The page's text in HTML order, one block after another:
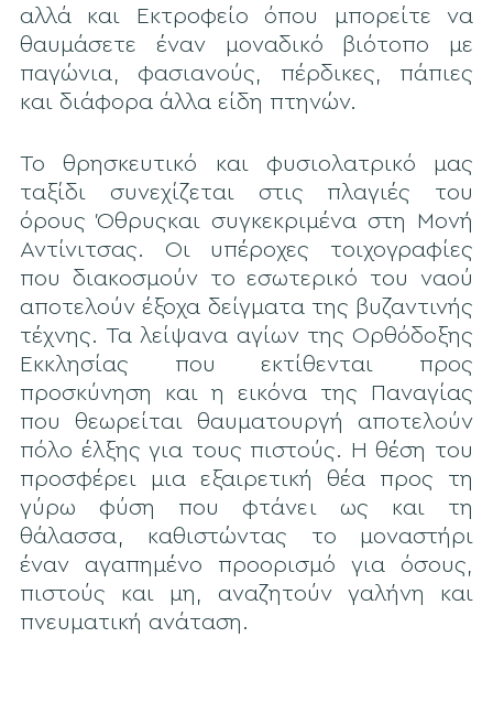
αλλά και Εκτροφείο όπου μπορείτε να
θαυμάσετε έναν μοναδικό βιότοπο με
παγώνια, φασιανούς, πέρδικες, πάπιες
και διάφορα άλλα είδη πτηνών.
Το θρησκευτικό και φυσιολατρικό μας
ταξίδι συνεχίζεται στις πλαγιές του
όρους Όθρυςκαι συγκεκριμένα στη Μονή
Αντίνιτσας. Οι υπέροχες τοιχογραφίες
που διακοσμούν το εσωτερικό του ναού
αποτελούν έξοχα δείγματα της βυζαντινής
τέχνης. Τα λείψανα αγίων της Ορθόδοξης
Εκκλησίας που εκτίθενται προς
προσκύνηση και η εικόνα της Παναγίας
που θεωρείται θαυματουργή αποτελούν
πόλο έλξης για τους πιστούς. Η θέση του
προσφέρει μια εξαιρετική θέα προς τη
γύρω φύση που φτάνει ως και τη
θάλασσα, καθιστώντας το μοναστήρι
έναν αγαπημένο προορισμό για όσους,
πιστούς και μη, αναζητούν γαλήνη και
πνευματική ανάταση.